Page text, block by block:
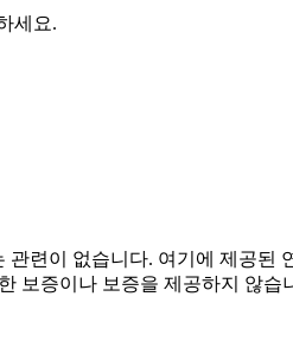
세요.
관련이 없습니다. 여기에 제공
보증이나 보증을 제공하지 않습